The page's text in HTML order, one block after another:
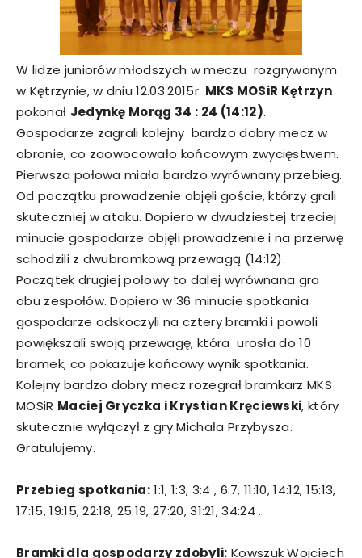
W lidze juniorów młodszych w meczu rozgrywanym
w Kętrzynie, w dniu 12.03.2015r. MKS MOSiR Kętrzyn
pokonał Jedynkę Morąg 34 : 24 (14:12).
Gospodarze zagrali kolejny bardzo dobry mecz w
obronie, co zaowocowało końcowym zwycięstwem.
Pierwsza połowa miała bardzo wyrównany przebieg.
Od początku prowadzenie objęli goście, którzy grali
skuteczniej w ataku. Dopiero w dwudziestej trzeciej
minucie gospodarze objęli prowadzenie i na przerwę
schodzili z dwubramkową przewagą (14:12).
Początek drugiej połowy to dalej wyrównana gra
obu zespołów. Dopiero w 36 minucie spotkania
gospodarze odskoczyli na cztery bramki i powoli
powiększali swoją przewagę, która urosła do 10
bramek, co pokazuje końcowy wynik spotkania.
Kolejny bardzo dobry mecz rozegrał bramkarz MKS
MOSiR Maciej Gryczka i Krystian Kręciewski, który
skutecznie wyłączył z gry Michała Przybysza.
Gratulujemy.
Przebieg spotkania:1:1, 1:3, 3:4 , 6:7, 11:10, 14:12, 15:13,
17:15, 19:15, 22:18, 25:19, 27:20, 31:21, 34:24 .
Bramki dla gospodarzy zdobyli: Kowszuk Wojciech